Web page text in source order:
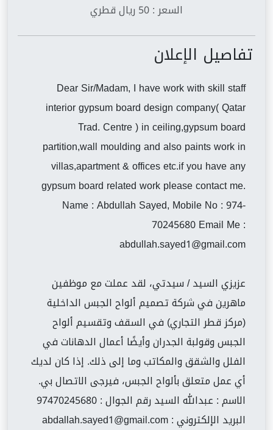
السعر : 50 ريال قطري
تفاصيل الإعلان
Dear Sir/Madam, I have work with skill staff
interior gypsum board design company( Qatar
Trad. Centre ) in ceiling,gypsum board
partition,wall moulding and also paints work in
villas,apartment & offices etc.if you have any
gypsum board related work please contact me.
Name : Abdullah Sayed, Mobile No : 974-
70245680 Email Me :
abdullah.sayed1@gmail.com
عزيزي السيد / سيدتي، لقد عملت مع موظفين
ماهرين في شركة تصميم ألواح الجبس الداخلية
(مركز قطر التجاري) في السقف وتقسيم ألواح
الجبس وقولبة الجدران وأيضًا أعمال الدهانات في
الفلل والشقق والمكاتب وما إلى ذلك. إذا كان لديك
أي عمل متعلق بألواح الجبس، فيرجى الاتصال بي.
الاسم : عبدالله السيد رقم الجوال : 97470245680
البريد الإلكتروني :abdallah.sayed1@gmail.com